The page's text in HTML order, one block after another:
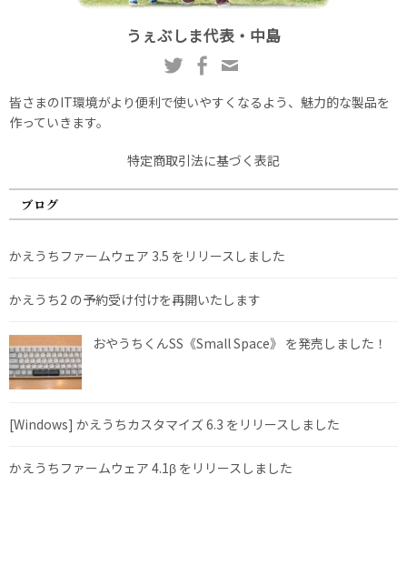
うぇぶしま代表・中島
皆さまのIT環境がより便利で使いやすくなるよう、魅力的な製品を
作っていきます。
特定商取引法に基づく表記
ブログ
かえうちファームウェア 3.5 をリリースしました
かえうち2 の予約受け付けを再開いたします
おやうちくんSS《Small Space》 を発売しました！
[Windows] かえうちカスタマイズ 6.3 をリリースしました
かえうちファームウェア 4.1β をリリースしました